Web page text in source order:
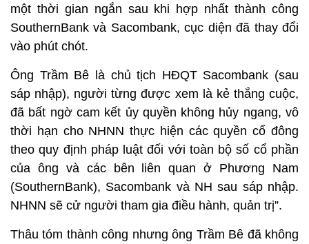
một thời gian ngắn sau khi hợp nhất thành công
SouthernBank và Sacombank, cục diện đã thay đổi
vào phút chót.
Ông Trầm Bê là chủ tịch HĐQT Sacombank (sau
sáp nhập), người từng được xem là kẻ thắng cuộc,
đã bất ngờ cam kết ủy quyền không hủy ngang, vô
thời hạn cho NHNN thực hiện các quyền cổ đông
theo quy định pháp luật đối với toàn bộ số cổ phần
của ông và các bên liên quan ở Phương Nam
(SouthernBank), Sacombank và NH sau sáp nhập.
NHNN sẽ cử người tham gia điều hành, quản trị”.
Thâu tóm thành công nhưng ông Trầm Bê đã không